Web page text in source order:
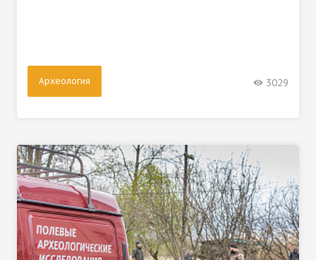
Археология 3029